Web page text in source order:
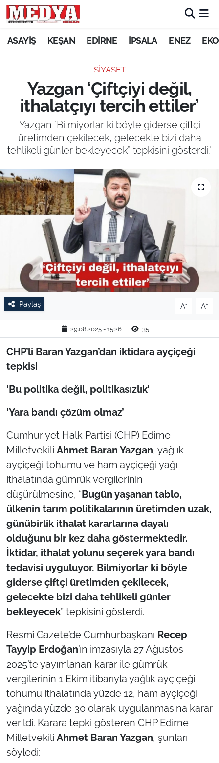
ASAYİŞ KEŞAN EDİRNE İPSALA ENEZ
SİYASET
Yazgan ‘Çiftçiyi değil,
ithalatçıyı tercih ettiler’
Yazgan "Bilmiyorlar ki böyle giderse çiftçi
üretimden çekilecek, gelecekte bizi daha
tehlikeli günler bekleyecek” tepkisini gösterdi."
Paylaş A- A+
29.08.2025 - 15:26 35
CHP’li Baran Yazgan’dan iktidara ayçiçeği
tepkisi
‘Bu politika değil, politikasızlık’
‘Yara bandı çözüm olmaz’
Cumhuriyet Halk Partisi (CHP) Edirne
Milletvekili Ahmet Baran Yazgan, yağlık
ayçiçeği tohumu ve ham ayçiçeği yağı
ithalatında gümrük vergilerinin
düşürülmesine, “Bugün yaşanan tablo,
ülkenin tarım politikalarının üretimden uzak,
günübirlik ithalat kararlarına dayalı
olduğunu bir kez daha göstermektedir.
İktidar, ithalat yolunu seçerek yara bandı
tedavisi uyguluyor. Bilmiyorlar ki böyle
giderse çiftçi üretimden çekilecek,
gelecekte bizi daha tehlikeli günler
bekleyecek” tepkisini gösterdi.
Resmî Gazete’de Cumhurbaşkanı Recep
Tayyip Erdoğan’ın imzasıyla 27 Ağustos
2025’te yayımlanan karar ile gümrük
vergilerinin 1 Ekim itibarıyla yağlık ayçiçeği
tohumu ithalatında yüzde 12, ham ayçiçeği
yağında yüzde 30 olarak uygulanmasına karar
verildi. Karara tepki gösteren CHP Edirne
Milletvekili Ahmet Baran Yazgan, şunları
söyledi:
KEŞAN
ASAYİŞ
SİYASET
GÜNDEM
SAĞLIK
EĞİTİM
TARIM VE HAYVANCILIK
KÜLTÜR SANAT
RESMİ İLAN
SPOR
YAŞAM
EDİRNE
TEKİRDAĞ
KIRKLARELİ
ÇANAKKALE
TÜRKİYE
Güvenlik
Genel
Politika
Flaş Haber
Dış Haberler
Magazin
İş Dünyası
English News
Canlı Maç